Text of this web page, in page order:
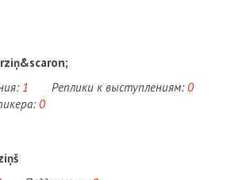
1 Реплики к выступлениям: 0
0